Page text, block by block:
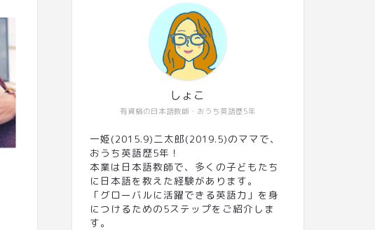
有資格の日本語教師・おうち英語歴5年
しょこ
一姫(2015.9)二太郎(2019.5)のママで、
おうち英語歴5年！
本業は日本語教師で、多くの子どもたち
に日本語を教えた経験があります。
「グローバルに活躍できる英語力」を身
につけるための5ステップをご紹介しま
す。